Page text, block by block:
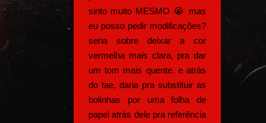
sinto muito MESMO 😭 mas
eu posso pedir modificações?
seria sobre deixar a cor
vermelha mais clara, pra dar
um tom mais quente. e atrás
do tae, daria pra substituir as
bolinhas por uma folha de
papel atrás dele pra referência